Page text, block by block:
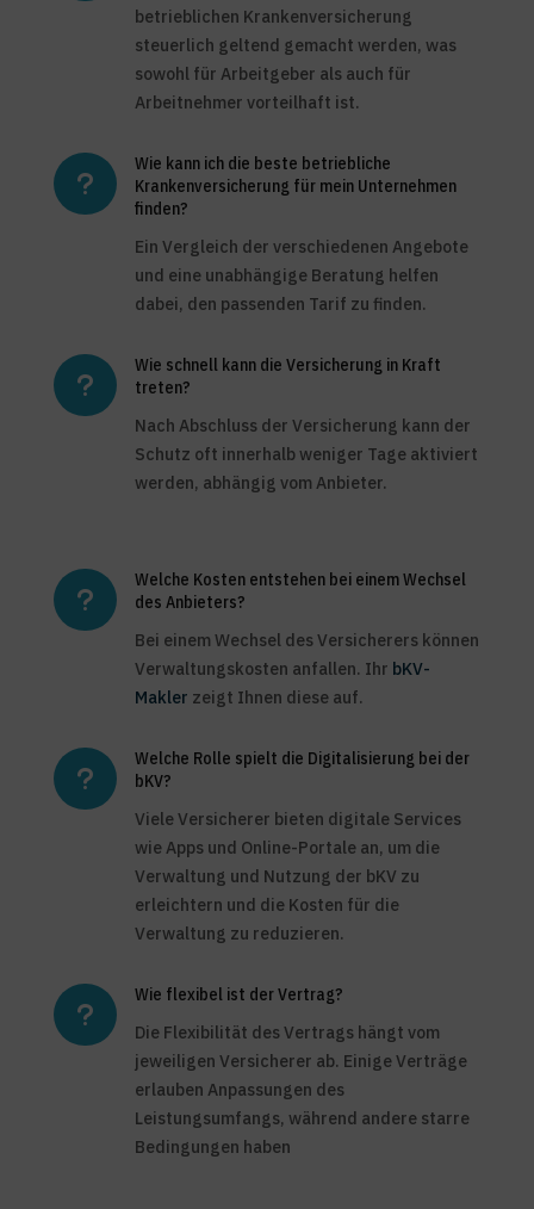
betrieblichen Krankenversicherung
steuerlich geltend gemacht werden, was
sowohl für Arbeitgeber als auch für
Arbeitnehmer vorteilhaft ist.
u
Wie kann ich die beste betriebliche
Krankenversicherung für mein Unternehmen
finden?
Ein Vergleich der verschiedenen Angebote
und eine unabhängige Beratung helfen
dabei, den passenden Tarif zu finden.
u
Wie schnell kann die Versicherung in Kraft
treten?
Nach Abschluss der Versicherung kann der
Schutz oft innerhalb weniger Tage aktiviert
werden, abhängig vom Anbieter.
u
Welche Kosten entstehen bei einem Wechsel
des Anbieters?
Bei einem Wechsel des Versicherers können
Verwaltungskosten anfallen. Ihr bKV-
Makler zeigt Ihnen diese auf.
u
Welche Rolle spielt die Digitalisierung bei der
bKV?
Viele Versicherer bieten digitale Services
wie Apps und Online-Portale an, um die
Verwaltung und Nutzung der bKV zu
erleichtern und die Kosten für die
Verwaltung zu reduzieren.
u
Wie flexibel ist der Vertrag?
Die Flexibilität des Vertrags hängt vom
jeweiligen Versicherer ab. Einige Verträge
erlauben Anpassungen des
Leistungsumfangs, während andere starre
Bedingungen haben